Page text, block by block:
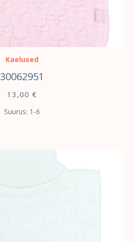
Kaelused
30062951
13,00 €
Suurus: 1-6